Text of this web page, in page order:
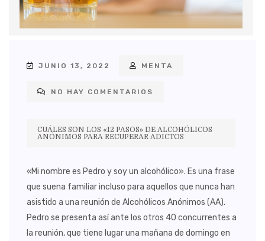
JUNIO 13, 2022 MENTA
NO HAY COMENTARIOS
CUÁLES SON LOS «12 PASOS» DE ALCOHÓLICOS
ANÓNIMOS PARA RECUPERAR ADICTOS
«Mi nombre es Pedro y soy un alcohólico». Es una frase
que suena familiar incluso para aquellos que nunca han
asistido a una reunión de Alcohólicos Anónimos (AA).
Pedro se presenta así ante los otros 40 concurrentes a
la reunión, que tiene lugar una mañana de domingo en